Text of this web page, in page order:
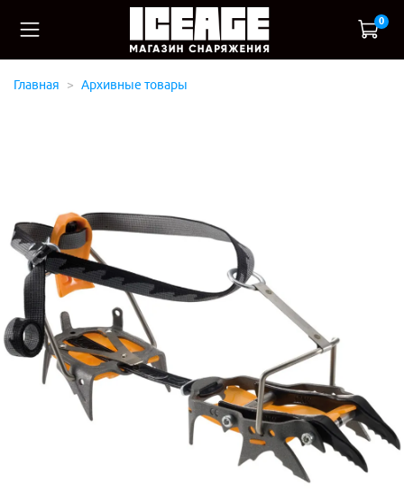
0
Главная Архивные товары